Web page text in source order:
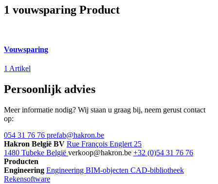
1 vouwsparing Product
Vouwsparing
1 Artikel
Persoonlijk advies
Meer informatie nodig? Wij staan u graag bij, neem gerust contact
op:
054 31 76 76 prefab@hakron.be
Hakron België BV Rue François Englert 25
1480 Tubeke België verkoop@hakron.be +32 (0)54 31 76 76
Producten
Engineering Engineering BIM-objecten CAD-bibliotheek
Rekensoftware